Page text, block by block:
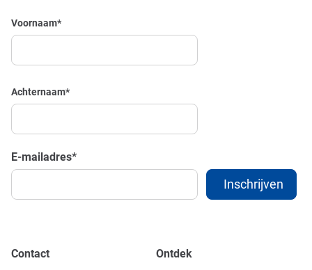
Voornaam*
Achternaam*
E-mailadres*
Contact Ontdek